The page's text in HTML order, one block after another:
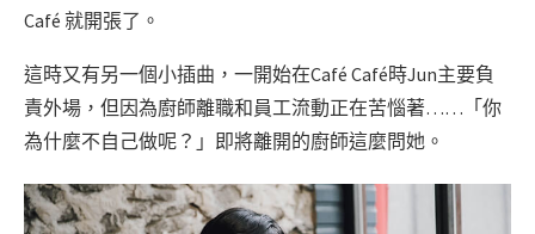
Café 就開張了。
這時又有另一個小插曲，一開始在Café Café時Jun主要負
責外場，但因為廚師離職和員工流動正在苦惱著……「你
為什麼不自己做呢？」即將離開的廚師這麼問她。